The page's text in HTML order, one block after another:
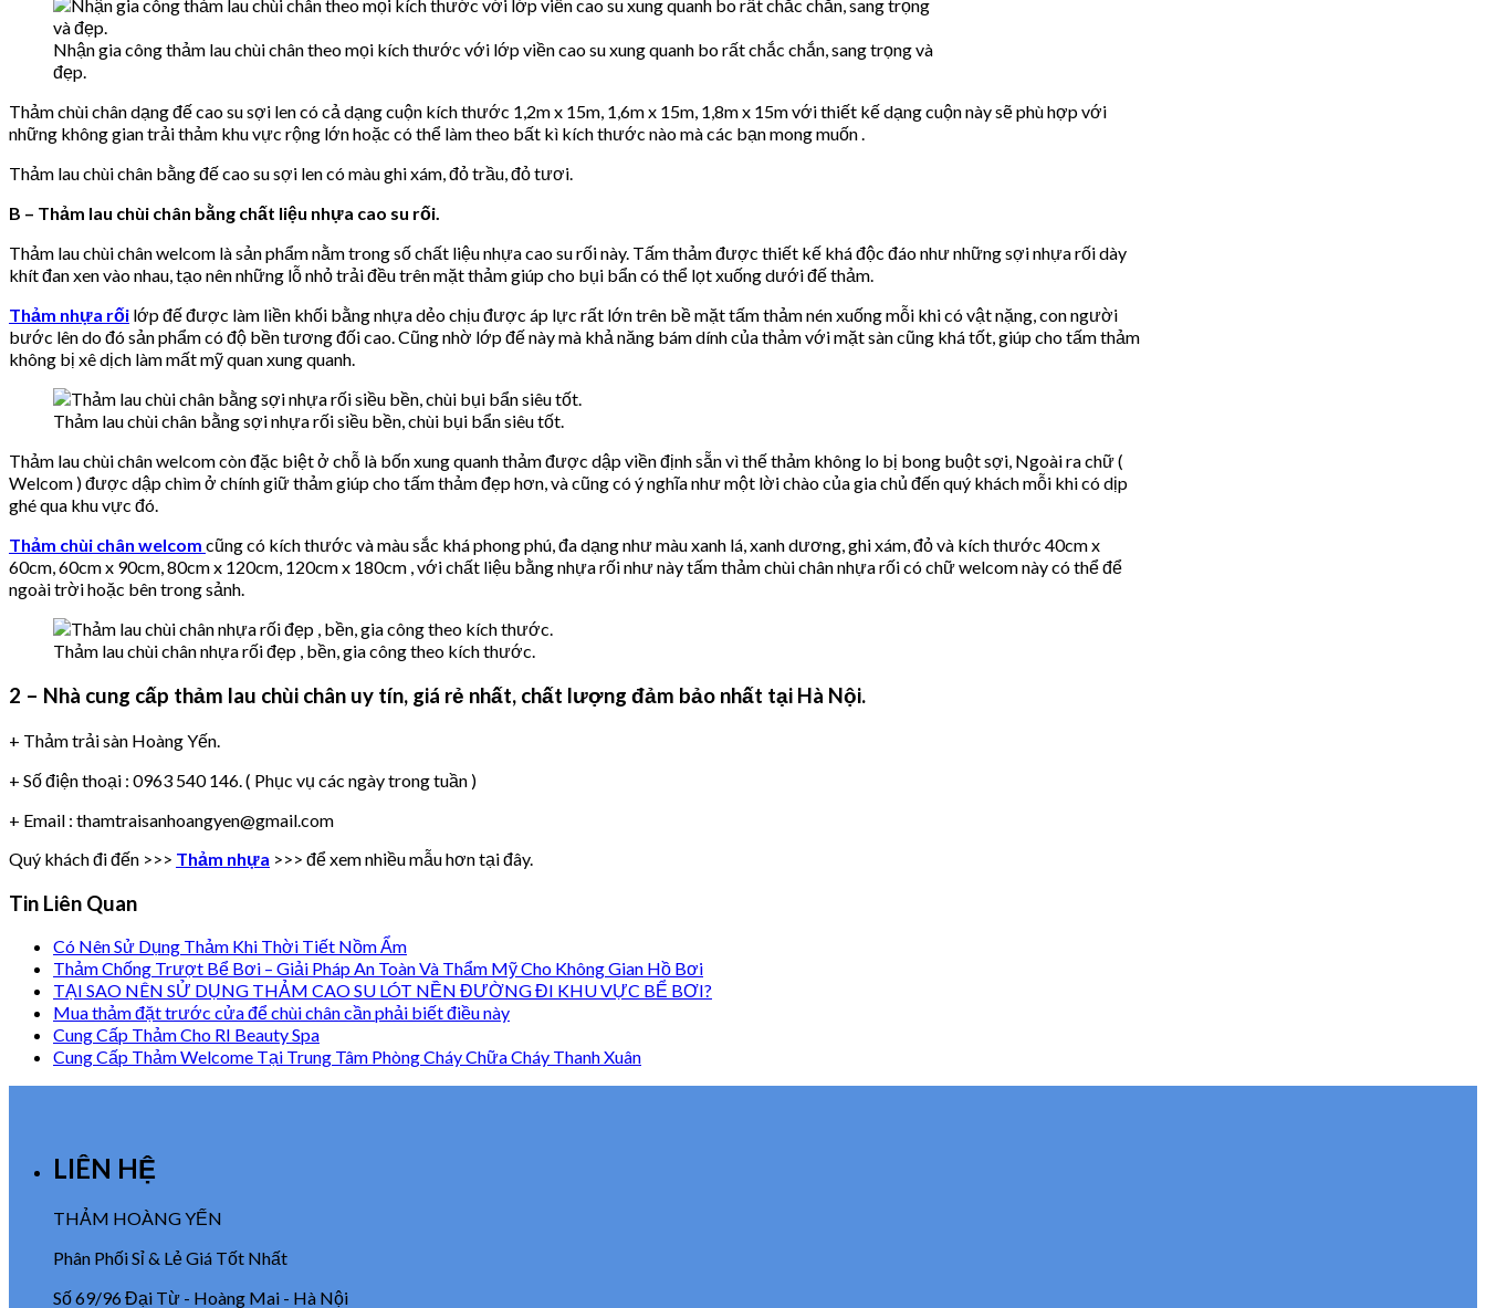
Nhận gia công thảm lau chùi chân theo mọi kích thước với lớp viền cao su xung quanh bo rất chắc chắn, sang trọng và
đẹp.
Thảm chùi chân dạng đế cao su sợi len có cả dạng cuộn kích thước 1,2m x 15m, 1,6m x 15m, 1,8m x 15m với thiết kế dạng cuộn này sẽ phù hợp với
những không gian trải thảm khu vực rộng lớn hoặc có thể làm theo bất kì kích thước nào mà các bạn mong muốn .
Thảm lau chùi chân bằng đế cao su sợi len có màu ghi xám, đỏ trầu, đỏ tươi.
B – Thảm lau chùi chân bằng chất liệu nhựa cao su rối.
Thảm lau chùi chân welcom là sản phẩm nằm trong số chất liệu nhựa cao su rối này. Tấm thảm được thiết kế khá độc đáo như những sợi nhựa rối dày
khít đan xen vào nhau, tạo nên những lỗ nhỏ trải đều trên mặt thảm giúp cho bụi bẩn có thể lọt xuống dưới đế thảm.
Thảm nhựa rối lớp đế được làm liền khối bằng nhựa dẻo chịu được áp lực rất lớn trên bề mặt tấm thảm nén xuống mỗi khi có vật nặng, con người
bước lên do đó sản phẩm có độ bền tương đối cao. Cũng nhờ lớp đế này mà khả năng bám dính của thảm với mặt sàn cũng khá tốt, giúp cho tấm thảm
không bị xê dịch làm mất mỹ quan xung quanh.
Thảm lau chùi chân bằng sợi nhựa rối siều bền, chùi bụi bẩn siêu tốt.
Thảm lau chùi chân welcom còn đặc biệt ở chỗ là bốn xung quanh thảm được dập viền định sẵn vì thế thảm không lo bị bong buột sợi, Ngoài ra chữ (
Welcom ) được dập chìm ở chính giữ thảm giúp cho tấm thảm đẹp hơn, và cũng có ý nghĩa như một lời chào của gia chủ đến quý khách mỗi khi có dịp
ghé qua khu vực đó.
Thảm chùi chân welcom cũng có kích thước và màu sắc khá phong phú, đa dạng như màu xanh lá, xanh dương, ghi xám, đỏ và kích thước 40cm x
60cm, 60cm x 90cm, 80cm x 120cm, 120cm x 180cm , với chất liệu bằng nhựa rối như này tấm thảm chùi chân nhựa rối có chữ welcom này có thể để
ngoài trời hoặc bên trong sảnh.
Thảm lau chùi chân nhựa rối đẹp , bền, gia công theo kích thước.
2 – Nhà cung cấp thảm lau chùi chân uy tín, giá rẻ nhất, chất lượng đảm bảo nhất tại Hà Nội.
+ Thảm trải sàn Hoàng Yến.
+ Số điện thoại : 0963 540 146. ( Phục vụ các ngày trong tuần )
+ Email : thamtraisanhoangyen@gmail.com
Quý khách đi đến >>> Thảm nhựa >>> để xem nhiều mẫu hơn tại đây.
Tin Liên Quan
Có Nên Sử Dụng Thảm Khi Thời Tiết Nồm Ẩm
Thảm Chống Trượt Bể Bơi – Giải Pháp An Toàn Và Thẩm Mỹ Cho Không Gian Hồ Bơi
TẠI SAO NÊN SỬ DỤNG THẢM CAO SU LÓT NỀN ĐƯỜNG ĐI KHU VỰC BỂ BƠI?
Mua thảm đặt trước cửa để chùi chân cần phải biết điều này
Cung Cấp Thảm Cho RI Beauty Spa
Cung Cấp Thảm Welcome Tại Trung Tâm Phòng Cháy Chữa Cháy Thanh Xuân
LIÊN HỆ
THẢM HOÀNG YẾN
Phân Phối Sỉ & Lẻ Giá Tốt Nhất
Số 69/96 Đại Từ - Hoàng Mai - Hà Nội